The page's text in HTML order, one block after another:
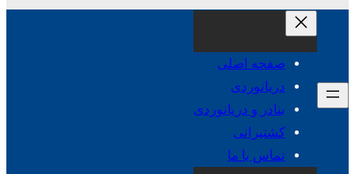
صفحه اصلی
دریانوردی
بنادر و دریانوردی
کشتیرانی
تماس با ما